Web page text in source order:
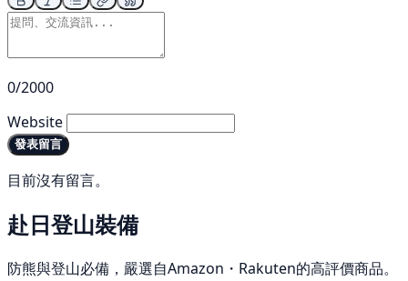
0/2000
Website
發表留言
目前沒有留言。
赴日登山裝備
防熊與登山必備，嚴選自Amazon・Rakuten的高評價商品。